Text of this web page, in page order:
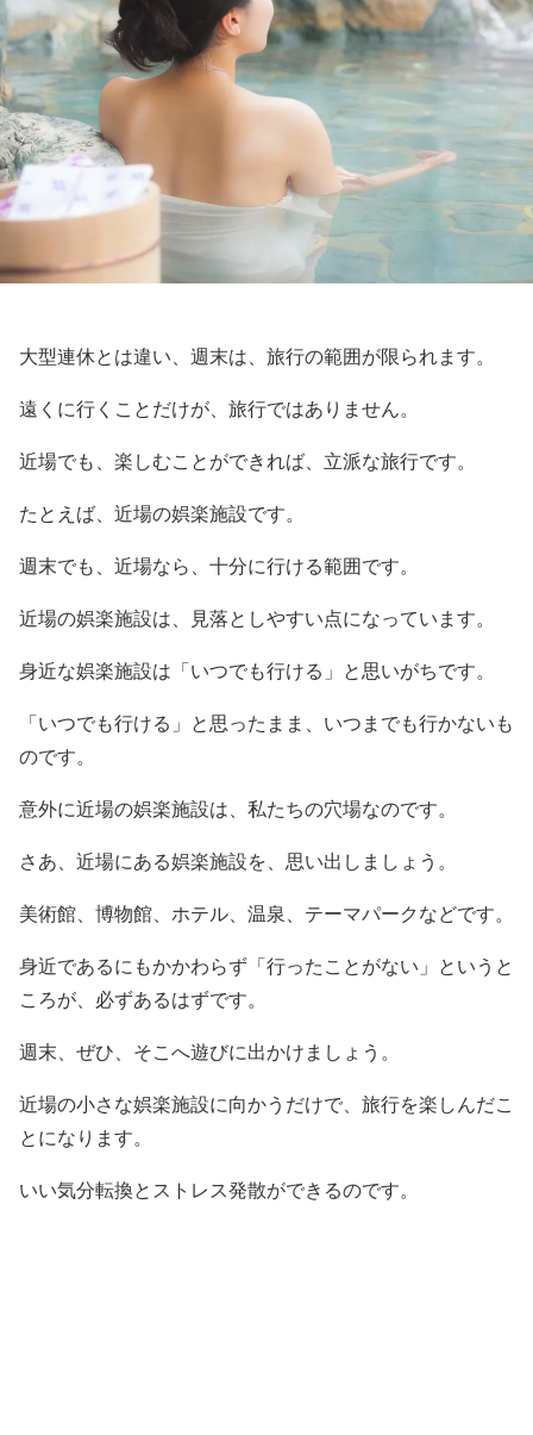
大型連休とは違い、週末は、旅行の範囲が限られます。
遠くに行くことだけが、旅行ではありません。
近場でも、楽しむことができれば、立派な旅行です。
たとえば、近場の娯楽施設です。
週末でも、近場なら、十分に行ける範囲です。
近場の娯楽施設は、見落としやすい点になっています。
身近な娯楽施設は「いつでも行ける」と思いがちです。
「いつでも行ける」と思ったまま、いつまでも行かないも
のです。
意外に近場の娯楽施設は、私たちの穴場なのです。
さあ、近場にある娯楽施設を、思い出しましょう。
美術館、博物館、ホテル、温泉、テーマパークなどです。
身近であるにもかかわらず「行ったことがない」というと
ころが、必ずあるはずです。
週末、ぜひ、そこへ遊びに出かけましょう。
近場の小さな娯楽施設に向かうだけで、旅行を楽しんだこ
とになります。
いい気分転換とストレス発散ができるのです。